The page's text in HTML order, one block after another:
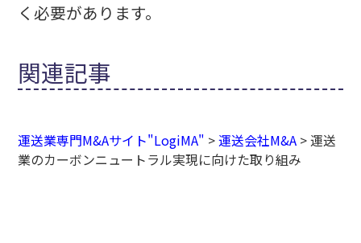
く必要があります。
関連記事
運送業専門M&Aサイト"LogiMA" >運送会社M&A >運送
業のカーボンニュートラル実現に向けた取り組み